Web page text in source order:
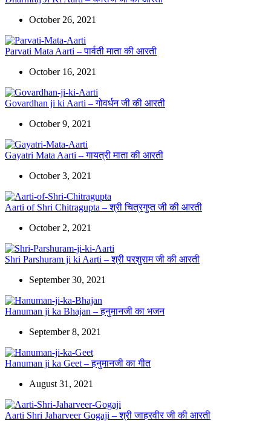
October 26, 2021
Parvati Mata Aarti – पार्वती माता की आरती
October 16, 2021
Govardhan ji ki Aarti – गोवर्धन जी की आरती
October 9, 2021
Gayatri Mata Aarti – गायत्री माता की आरती
October 3, 2021
Aarti of Shri Chitragupta – श्री चित्रगुप्त जी की आरती
October 2, 2021
Shri Parshuram ji ki Aarti – श्री परशुराम जी की आरती
September 30, 2021
Hanuman ji ka Bhajan – हनुमानजी का भजन
September 8, 2021
Hanuman ji ka Geet – हनुमानजी का गीत
August 31, 2021
Aarti Shri Jaharveer Gogaji – श्री जाहरवीर जी की आरती